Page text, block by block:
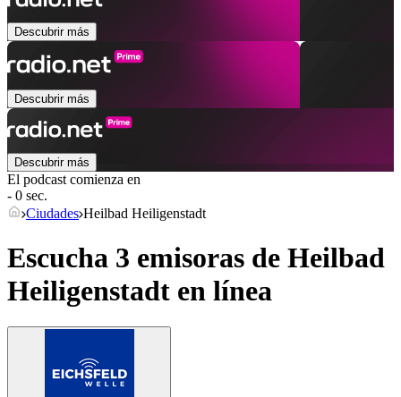
Descubrir más
Descubrir más
Descubrir más
El podcast comienza en
- 0 sec.
Ciudades Heilbad Heiligenstadt
Escucha 3 emisoras de Heilbad
Heiligenstadt en línea